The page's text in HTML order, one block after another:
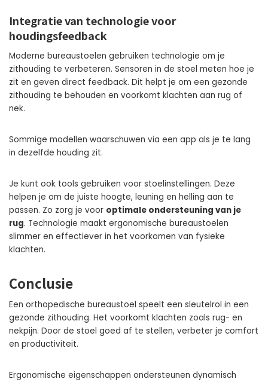
Integratie van technologie voor
houdingsfeedback
Moderne bureaustoelen gebruiken technologie om je
zithouding te verbeteren. Sensoren in de stoel meten hoe je
zit en geven direct feedback. Dit helpt je om een gezonde
zithouding te behouden en voorkomt klachten aan rug of
nek.
Sommige modellen waarschuwen via een app als je te lang
in dezelfde houding zit.
Je kunt ook tools gebruiken voor stoelinstellingen. Deze
helpen je om de juiste hoogte, leuning en helling aan te
passen. Zo zorg je voor optimale ondersteuning van je
rug. Technologie maakt ergonomische bureaustoelen
slimmer en effectiever in het voorkomen van fysieke
klachten.
Conclusie
Een orthopedische bureaustoel speelt een sleutelrol in een
gezonde zithouding. Het voorkomt klachten zoals rug- en
nekpijn. Door de stoel goed af te stellen, verbeter je comfort
en productiviteit.
Ergonomische eigenschappen ondersteunen dynamisch